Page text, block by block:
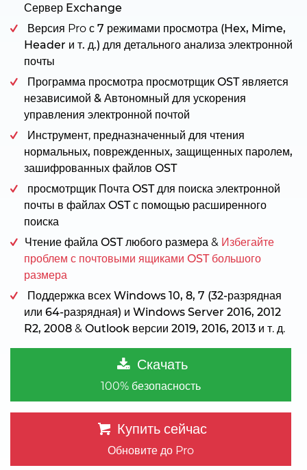
Сервер Exchange
Версия Pro с 7 режимами просмотра (Hex, Mime,
Header и т. д.) для детального анализа электронной
почты
Программа просмотра просмотрщик OSTявляется
независимой & Автономный для ускорения
управления электронной почтой
Инструмент, предназначенный для чтения
нормальных, поврежденных, защищенных паролем,
зашифрованных файлов OST
просмотрщик Почта OSTдля поиска электронной
почты в файлах OSTс помощью расширенного
поиска
Чтение файла OST любого размера & Избегайте
проблем с почтовыми ящиками OST большого
размера
Поддержка всех Windows 10, 8, 7 (32-разрядная
или 64-разрядная) и Windows Server 2016, 2012
R2, 2008 & Outlook версии 2019, 2016, 2013 и т. д.
Скачать
100% безопасность
Купить сейчас
Обновите до Pro